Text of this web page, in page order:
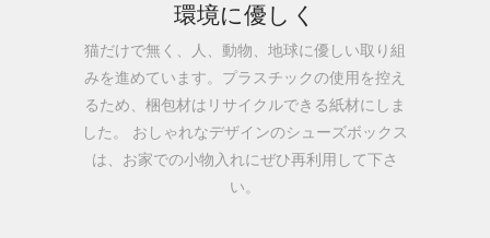
環境に優しく
猫だけで無く、人、動物、地球に優しい取り組
みを進めています。プラスチックの使用を控え
るため、梱包材はリサイクルできる紙材にしま
した。 おしゃれなデザインのシューズボックス
は、お家での小物入れにぜひ再利用して下さ
い。